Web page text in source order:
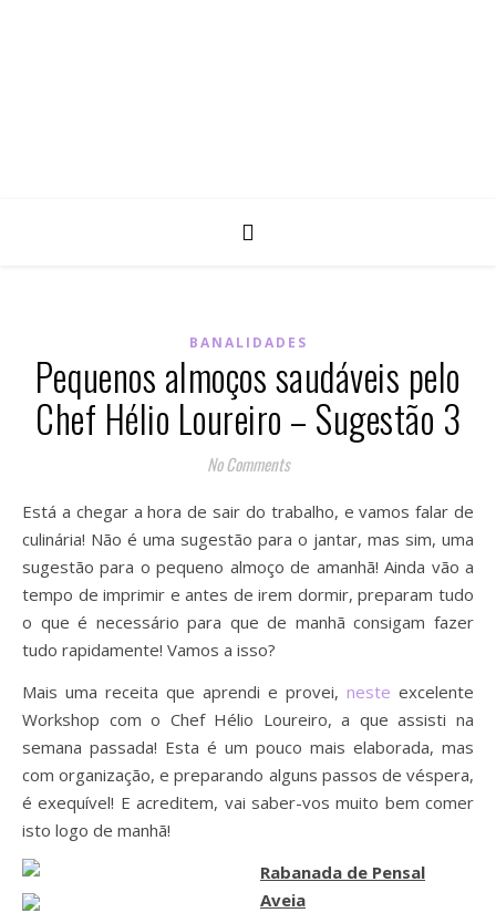
BANALIDADES
Pequenos almoços saudáveis pelo
Chef Hélio Loureiro – Sugestão 3
No Comments
Está a chegar a hora de sair do trabalho, e vamos falar de
culinária! Não é uma sugestão para o jantar, mas sim, uma
sugestão para o pequeno almoço de amanhã! Ainda vão a
tempo de imprimir e antes de irem dormir, preparam tudo
o que é necessário para que de manhã consigam fazer
tudo rapidamente! Vamos a isso?
Mais uma receita que aprendi e provei, neste excelente
Workshop com o Chef Hélio Loureiro, a que assisti na
semana passada! Esta é um pouco mais elaborada, mas
com organização, e preparando alguns passos de véspera,
é exequível! E acreditem, vai saber-vos muito bem comer
isto logo de manhã!
Rabanada de Pensal
Aveia